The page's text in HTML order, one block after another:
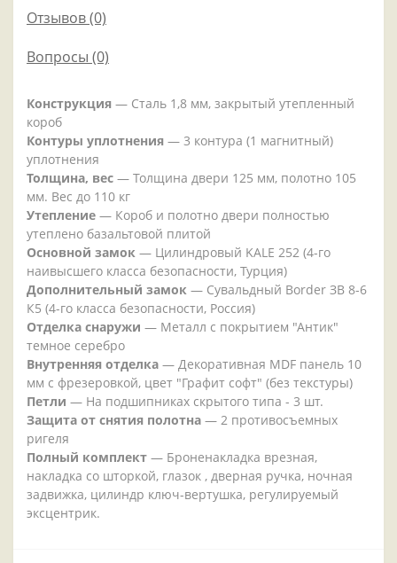
Отзывов (0)
Вопросы (0)
Конструкция — Сталь 1,8 мм, закрытый утепленный
короб
Контуры уплотнения — 3 контура (1 магнитный)
уплотнения
Толщина, вес — Толщина двери 125 мм, полотно 105
мм. Вес до 110 кг
Утепление — Короб и полотно двери полностью
утеплено базальтовой плитой
Основной замок — Цилиндровый KALE 252 (4-го
наивысшего класса безопасности, Турция)
Дополнительный замок — Сувальдный Border ЗВ 8-6
К5 (4-го класса безопасности, Россия)
Отделка снаружи — Металл с покрытием "Антик"
темное серебро
Внутренняя отделка — Декоративная MDF панель 10
мм с фрезеровкой, цвет "Графит софт" (без текстуры)
Петли — На подшипниках скрытого типа - 3 шт.
Защита от снятия полотна — 2 противосъемных
ригеля
Полный комплект — Броненакладка врезная,
накладка со шторкой, глазок , дверная ручка, ночная
задвижка, цилиндр ключ-вертушка, регулируемый
эксцентрик.